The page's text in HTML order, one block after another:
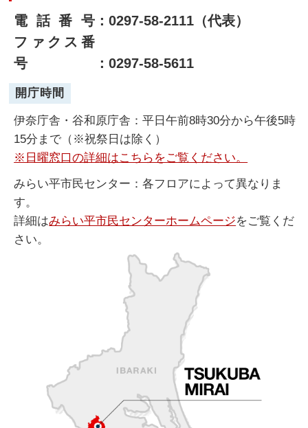
電話番号：0297-58-2111（代表）
ファクス番
号
：0297-58-5611
開庁時間
伊奈庁舎・谷和原庁舎：平日午前8時30分から午後5時
15分まで（※祝祭日は除く）
※日曜窓口の詳細はこちらをご覧ください。
みらい平市民センター：各フロアによって異なりま
す。
詳細はみらい平市民センターホームページをご覧くだ
さい。